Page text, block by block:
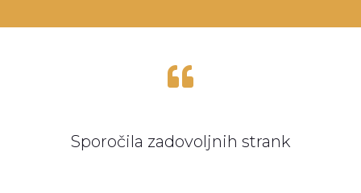

Sporočila zadovoljnih strank